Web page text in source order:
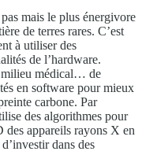
mais le plus énergivore
de terres rares. C’est
à utiliser des
de l’hardware.
milieu médical… de
en software pour mieux
carbone. Par
des algorithmes pour
des appareils rayons X en
dans des